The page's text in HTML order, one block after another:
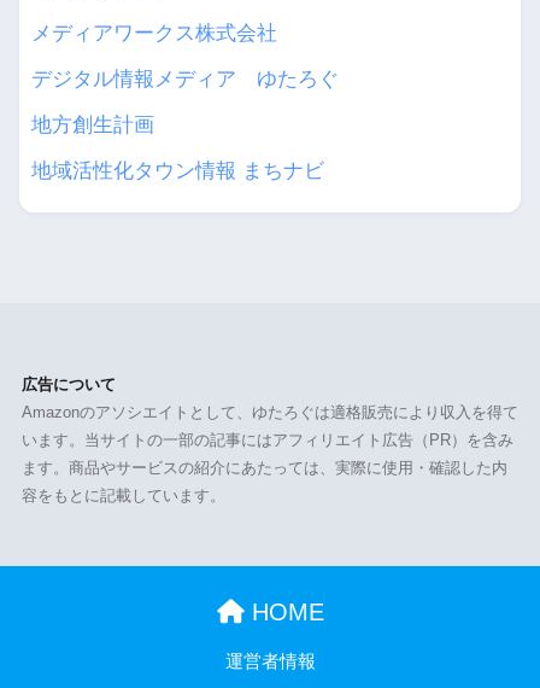
メディアワークス株式会社
デジタル情報メディア ゆたろぐ
地方創生計画
地域活性化タウン情報 まちナビ
広告について
Amazonのアソシエイトとして、ゆたろぐは適格販売により収入を得て
います。当サイトの一部の記事にはアフィリエイト広告（PR）を含み
ます。商品やサービスの紹介にあたっては、実際に使用・確認した内
容をもとに記載しています。
HOME
運営者情報